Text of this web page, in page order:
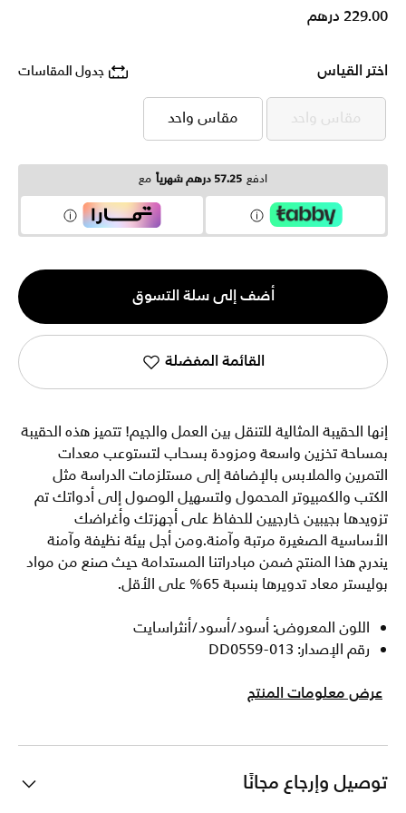
229.00 درهم
اختر القياس جدول المقاسات
مقاس واحد
مقاس واحد مقاس واحد
مقاس واحد
ادفع 57.25 درهم شهرياً مع
الكمية
1
أضف إلى سلة التسوق
القائمة المفضلة
إنها الحقيبة المثالية للتنقل بين العمل والجيم! تتميز هذه الحقيبة
بمساحة تخزين واسعة ومزودة بسحاب لتستوعب معدات
التمرين والملابس بالإضافة إلى مستلزمات الدراسة مثل
الكتب والكمبيوتر المحمول ولتسهيل الوصول إلى أدواتك تم
تزويدها بجيبين خارجيين للحفاظ على أجهزتك وأغراضك
الأساسية الصغيرة مرتبة وآمنة.ومن أجل بيئة نظيفة وآمنة
يندرج هذا المنتج ضمن مبادراتنا المستدامة حيث صنع من مواد
بوليستر معاد تدويرها بنسبة 65% على الأقل.
اللون المعروض: أسود/أسود/أنثراسايت
رقم الإصدار: DD0559-013
عرض معلومات المنتج
توصيل وإرجاع مجانًا